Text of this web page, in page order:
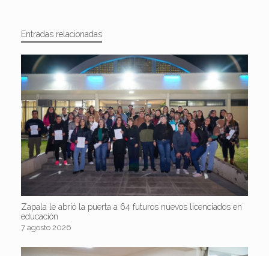
Entradas relacionadas
Zapala le abrió la puerta a 64 futuros nuevos licenciados en
educación
7 agosto 2026